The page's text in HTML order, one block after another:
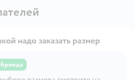
надо заказать размер